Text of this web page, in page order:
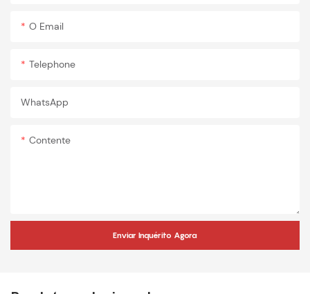
O Email
Telephone
WhatsApp
Contente
Enviar Inquérito Agora